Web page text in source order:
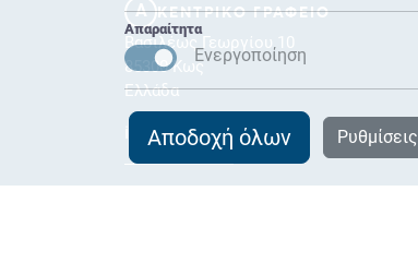
A ΚΕΝΤΡΙΚΟ ΓΡΑΦΕΙΟ
Βασιλέως Γεωργίου 10
85300 Κως
Ελλάδα
info@exas.gr
Απαραίτητα
Ενεργοποίηση
Αποδοχή όλων Ρυθμίσεις